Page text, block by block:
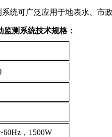
统可广泛应用于地表水、市
监测系统技术规格：
， 1500W